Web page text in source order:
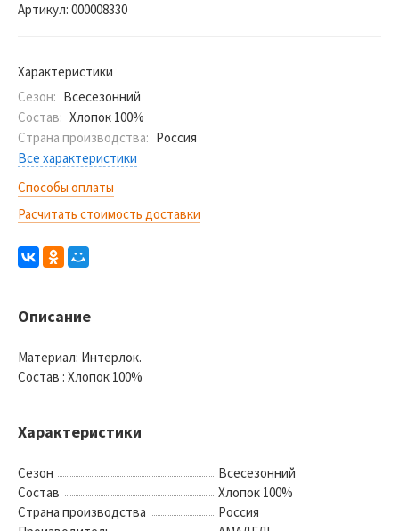
Артикул: 000008330
Характеристики
Сезон: Всесезонний
Состав: Хлопок 100%
Страна производства: Россия
Все характеристики
Способы оплаты
Расчитать стоимость доставки
Описание
Материал: Интерлок.
Состав : Хлопок 100%
Характеристики
Сезон
Всесезонний
Состав
Хлопок 100%
Страна производства
Россия